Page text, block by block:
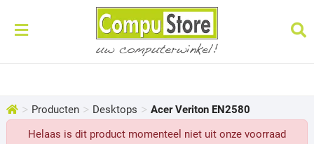
> Producten > Desktops > Acer Veriton EN2580
Helaas is dit product momenteel niet uit onze voorraad